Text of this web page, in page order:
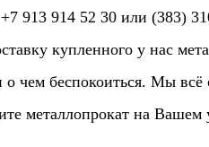
913 914 52 30 или (383)
купленного у нас
чем беспокоиться. Мы всё
металлопрокат на Вашем